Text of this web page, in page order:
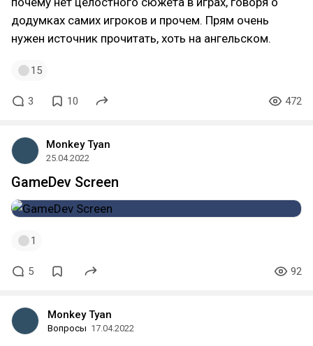
додумках самих игроков и прочем. Прям очень
нужен источник прочитать, хоть на ангельском.
15
3 10 472
Monkey Tyan
25.04.2022
GameDev Screen
1
5 92
Monkey Tyan
Вопросы 17.04.2022